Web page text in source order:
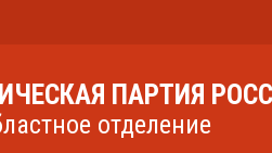
ПАРТИЯ
отделение